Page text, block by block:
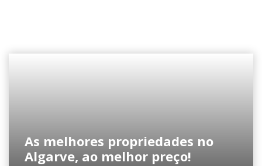
As melhores propriedades no
Algarve, ao melhor preço!